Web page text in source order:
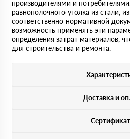
производителями и
равнополочного уголка из стали,
соответственно нормативной
возможность применять эти
определения затрат материалов,
для строительства и ремонта.
Доставка и